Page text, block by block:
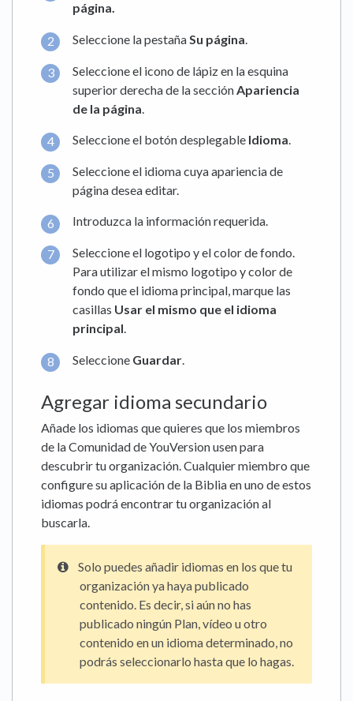
página.
Seleccione la pestañaSu página.
Seleccione el icono de lápiz en la esquina
superior derecha de la sección Apariencia
de la página
Seleccione el botón desplegable Idioma.
Seleccione el idioma cuya apariencia de
página desea editar.
Introduzca la información requerida.
Seleccione el logotipo y el color de fondo.
Para utilizar el mismo logotipo y color de
fondo que el idioma principal, marque las
casillas Usar el mismo que el idioma
principal.
Seleccione Guardar
Agregar idioma secundario
Añade los idiomas que quieres que los miembros
de la Comunidad de YouVersion usen para
descubrir tu organización. Cualquier miembro que
configure su aplicación de la Biblia en uno de estos
idiomas podrá encontrar tu organización al
buscarla.
Solo puedes añadir idiomas en los que tu
organización ya haya publicado
contenido. Es decir, si aún no has
publicado ningún Plan, vídeo u otro
contenido en un idioma determinado, no
podrás seleccionarlo hasta que lo hagas.